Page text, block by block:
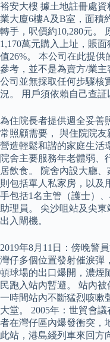
裕安大樓 據土地註冊處
業大廈6樓A及B室，面積
轉手，呎價約10,280元。
1,170萬元購入上址，賬
值26%。 本公司在此提
參考，並不是為賣方/業
公司並無採取任何步驟核
況。 用戶須依賴自己查証
為住院長者提供週全妥善
常照顧需要， 與住院院
營造輕鬆和諧的家庭生活
院舍主要服務年老體弱、
居飲食。 院舍內設大廳
則包括單人私家房，以及
手包括1名主管（護士）
助理員。 尖沙咀站及尖
出入閘機。
2019年8月11日：傍晚警
灣仔多個位置發射催淚彈
頓球場的出口爆開，濃煙
民跑入站內暫避。 站內被
一時間站內不斷猛烈咳嗽
大堂。 2005年：世貿會
者在灣仔區內爆發衝突，
此站，港島綫列車來回方